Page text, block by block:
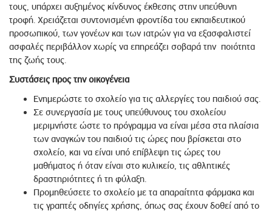
τους, υπάρχει αυξημένος κίνδυνος έκθεσης στην υπεύθυνη
τροφή. Χρειάζεται συντονισμένη φροντίδα του εκπαιδευτικού
προσωπικού, των γονέων και των ιατρών για να εξασφαλιστεί
ασφαλές περιβάλλον χωρίς να επηρεάζει σοβαρά την ποιότητα
της ζωής τους.
Συστάσεις προς την οικογένεια
Ενημερώστε το σχολείο για τις αλλεργίες του παιδιού σας.
Σε συνεργασία με τους υπεύθυνους του σχολείου
μεριμνήστε ώστε το πρόγραμμα να είναι μέσα στα πλαίσια
των αναγκών του παιδιού τις ώρες που βρίσκεται στο
σχολείο, και να είναι υπό επίβλεψη τις ώρες του
μαθήματος ή όταν είναι στο κυλικείο, τις αθλητικές
δραστηριότητες ή τη φύλαξη.
Προμηθεύσετε το σχολείο με τα απαραίτητα φάρμακα και
τις γραπτές οδηγίες χρήσης, όπως σας έχουν δοθεί από το